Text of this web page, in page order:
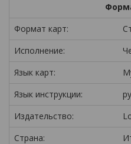
Формат карт:
Исполнение:
Язык карт:
Язык инструкции:
Издательство:
Страна: